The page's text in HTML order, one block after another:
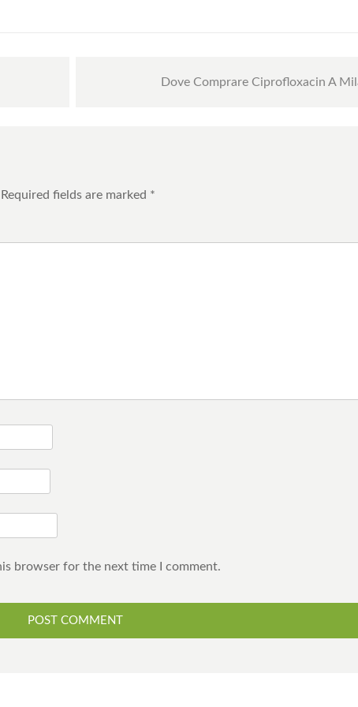
Dove Comprare Ciprofloxacin A
Required fields are marked *
browser for the next time I comment.